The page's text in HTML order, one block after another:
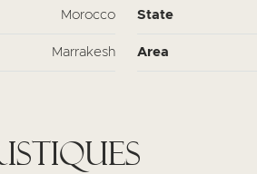
Morocco State
Marrakesh Area